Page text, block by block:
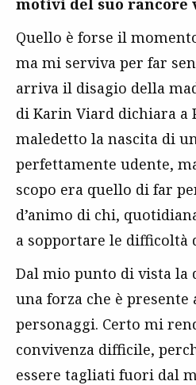
motivi del suo rancore
Quello è forse il
ma mi serviva per far
arriva il disagio della
di Karin Viard dichiara a
maledetto la nascita di
perfettamente udente,
scopo era quello di far
d’animo di chi,
a sopportare le difficoltà
Dal mio punto di vista la
una forza che è
personaggi. Certo mi
convivenza difficile,
essere tagliati fuori dal